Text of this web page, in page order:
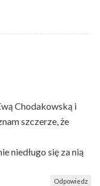
Chodakowską i
szczerze, że
niedługo się za nią
Odpowiedz